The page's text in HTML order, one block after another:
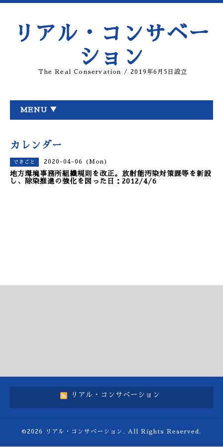
リアル・コンサベー
ション
The Real Conservation / 2019年6月5日設立
MENU ▼
カレンダー
できごと 2020-04-06 (Mon)
地方環境事務所組織規則を改正。放射能汚染対策課等を新設
し、除染推進の強化を図った日：2012/4/6
リアル・コンサベーション
©2026 リアル・コンサベーション . All Rights Reserved.